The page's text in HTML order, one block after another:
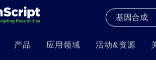
产品 应用领域 活动&资源